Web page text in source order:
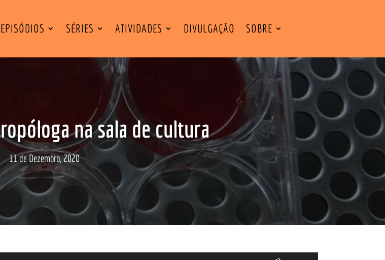
EPISÓDIOS SÉRIES ATIVIDADES DIVULGAÇÃO SOBRE
na sala de cultura
11 de Dezembro, 2020